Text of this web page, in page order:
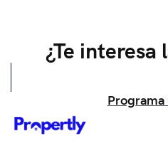
¿Te interesa
Programa